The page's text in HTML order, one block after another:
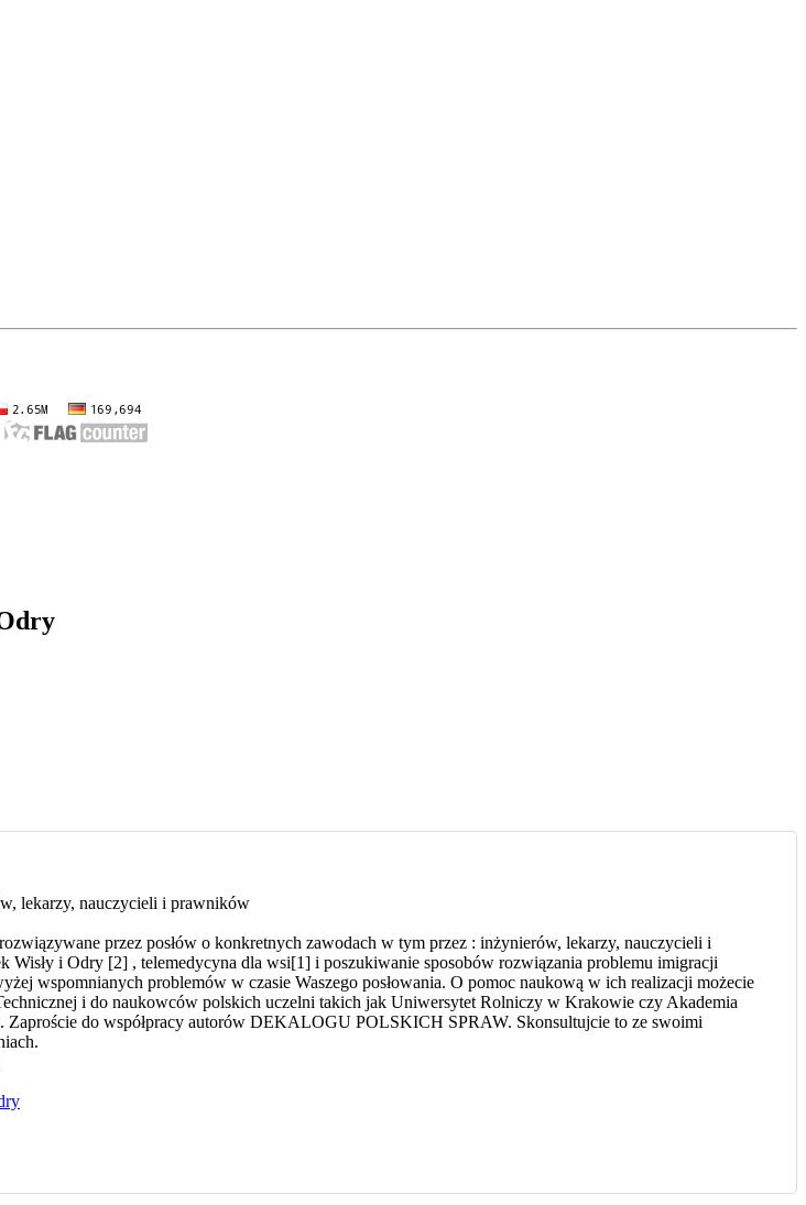
lekarzy, nauczycieli i prawników
przez posłów o konkretnych zawodach w tym przez : inżynierów, lekarzy, nauczycieli i
Wisły i Odry [2] , telemedycyna dla wsi[1] i poszukiwanie sposobów rozwiązania problemu imigracji
wspomnianych problemów w czasie Waszego posłowania. O pomoc naukową w ich realizacji możecie
i do naukowców polskich uczelni takich jak Uniwersytet Rolniczy w Krakowie czy Akademia
Zaproście do współpracy autorów DEKALOGU POLSKICH SPRAW. Skonsultujcie to ze swoimi